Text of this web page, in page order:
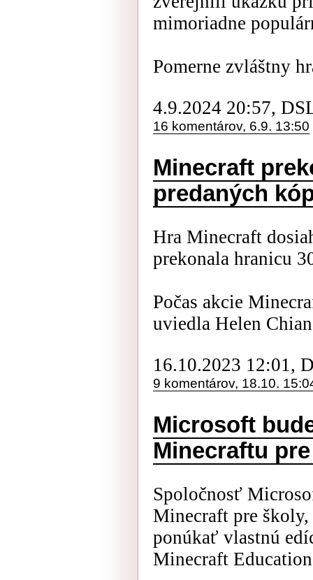
mimoriadne
Pomerne zvláštny
4.9.2024 20:57,
16 komentárov, 6.9. 13:50
Minecraft
predaných
Hra Minecraft
prekonala hranicu
Počas akcie
uviedla Helen
16.10.2023 12:01,
9 komentárov, 18.10.
Microsoft
Minecraftu
Spoločnosť
Minecraft pre
ponúkať vlastnú
Minecraft